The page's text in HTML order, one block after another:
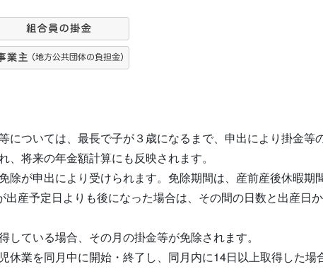
ついては、最長で子が３歳になるまで、申出により掛金等
将来の年金額計算にも反映されます。
除が申出により受けられます。免除期間は、産前産後休暇期
出産予定日よりも後になった場合は、その間の日数と出産日
ている場合、その月の掛金等が免除されます。
休業を同月中に開始・終了し、同月内に14日以上取得した場